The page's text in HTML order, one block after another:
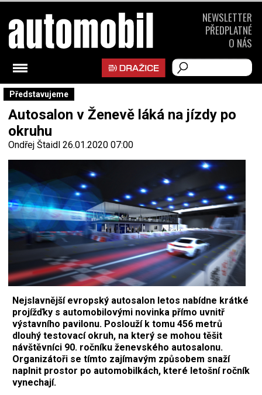
Představujeme
Autosalon v Ženevě láká na jízdy po
okruhu
Ondřej Štaidl 26.01.2020 07:00
Nejslavnější evropský autosalon letos nabídne krátké
projížďky s automobilovými novinka přímo uvnitř
výstavního pavilonu. Poslouží k tomu 456 metrů
dlouhý testovací okruh, na který se mohou těšit
návštěvníci 90. ročníku ženevského autosalonu.
Organizátoři se tímto zajímavým způsobem snaží
naplnit prostor po automobilkách, které letošní ročník
vynechají.
NEWSLETTER
PŘEDPLATNÉ
O NÁS